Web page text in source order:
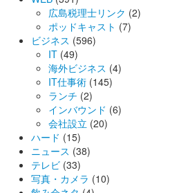
広島税理士リンク (2)
ポッドキャスト (7)
ビジネス (596)
IT (49)
海外ビジネス (4)
IT仕事術 (145)
ランチ (2)
インバウンド (6)
会社設立 (20)
ハード (15)
ニュース (38)
テレビ (33)
写真・カメラ (10)